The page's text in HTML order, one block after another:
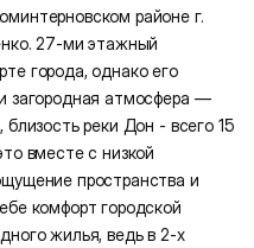
районе г.
27-ми этажный
города, однако его
загородная атмосфера —
реки Дон - всего 15
вместе с низкой
пространства и
комфорт городской
жилья, ведь в 2-х